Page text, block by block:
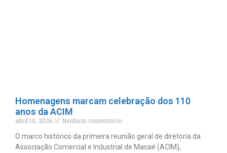
Homenagens marcam celebração dos 110
anos da ACIM
abril 10, 2026
Nenhum comentário
O marco histórico da primeira reunião geral de diretoria da
Associação Comercial e Industrial de Macaé (ACIM),